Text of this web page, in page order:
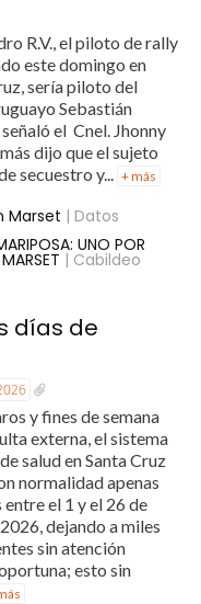
R.V., el piloto de rally
este domingo en
sería piloto del
Sebastián
el Cnel. Jhonny
dijo que el sujeto
secuestro y... + más
Marset | Datos
UNO POR
| Cabildeo
días de
y fines de semana
externa, el sistema
salud en Santa Cruz
normalidad apenas
entre el 1 y el 26 de
dejando a miles
sin atención
esto sin